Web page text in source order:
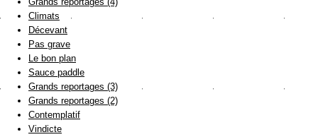
Climats
Décevant
Pas grave
Le bon plan
Sauce paddle
Grands reportages (3)
Grands reportages (2)
Contemplatif
Vindicte